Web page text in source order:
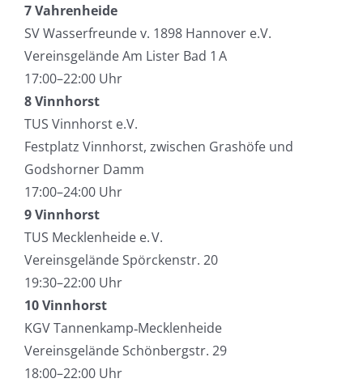
7 Vahrenheide
SV Wasserfreunde v. 1898 Hannover e.V.
Vereinsgelände Am Lister Bad 1 A
17:00–22:00 Uhr
8 Vinnhorst
TUS Vinnhorst e.V.
Festplatz Vinnhorst, zwischen Grashöfe und
Godshorner Damm
17:00–24:00 Uhr
9 Vinnhorst
TUS Mecklenheide e. V.
Vereinsgelände Spörckenstr. 20
19:30–22:00 Uhr
10 Vinnhorst
KGV Tannenkamp‑Mecklenheide
Vereinsgelände Schönbergstr. 29
18:00–22:00 Uhr